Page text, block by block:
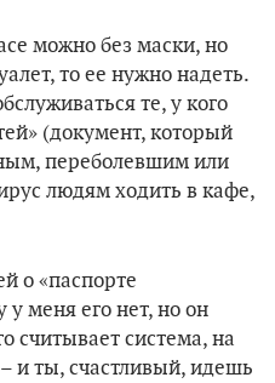
можно без маски, но
то ее нужно надеть.
те, у кого
(документ, который
переболевшим или
людям ходить в кафе,
о «паспорте
у меня его нет, но он
считывает система, на
и ты, счастливый, идешь